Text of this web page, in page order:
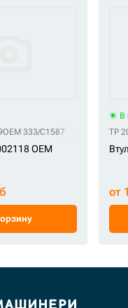
OEM 333/C1587
OEM
В
TP
от